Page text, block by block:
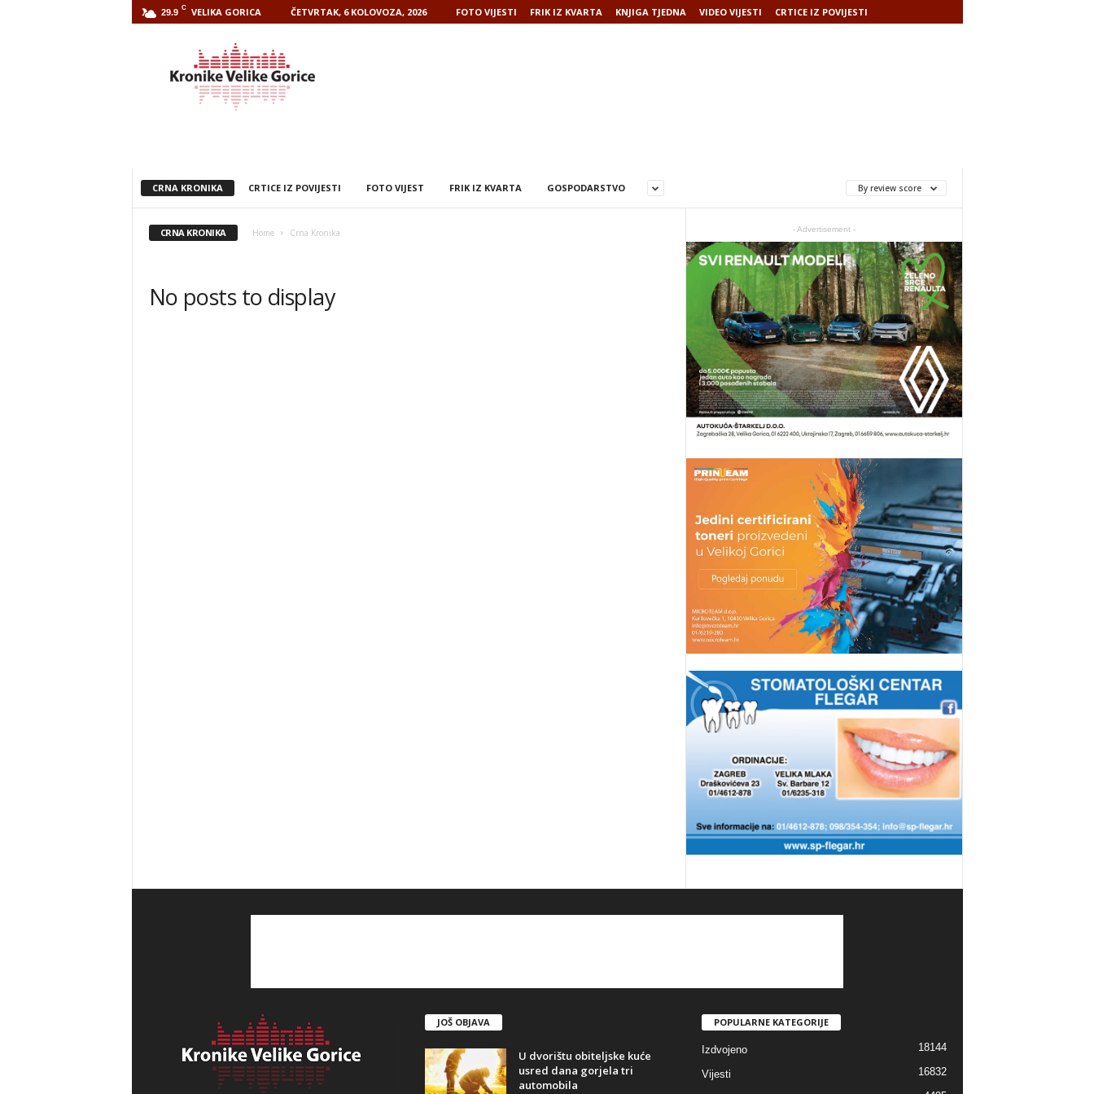
29.9 C VELIKA GORICA ČETVRTAK, 6 KOLOVOZA, 2026 FOTO VIJESTI FRIK IZ KVARTA KNJIGA TJEDNA VIDEO VIJESTI CRTICE IZ POVIJESTI
CRNA KRONIKA CRTICE IZ POVIJESTI FOTO VIJEST FRIK IZ KVARTA GOSPODARSTVO By review score
CRNA KRONIKA Home Crna Kronika
No posts to display
- Advertisement -
JOŠ OBJAVA
U dvorištu obiteljske kuće
usred dana gorjela tri
automobila
POPULARNE KATEGORIJE
Izdvojeno 18144
Vijesti 16832